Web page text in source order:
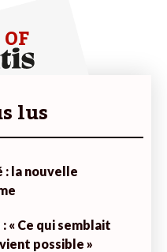
lus
: la nouvelle
« Ce qui semblait
possible »